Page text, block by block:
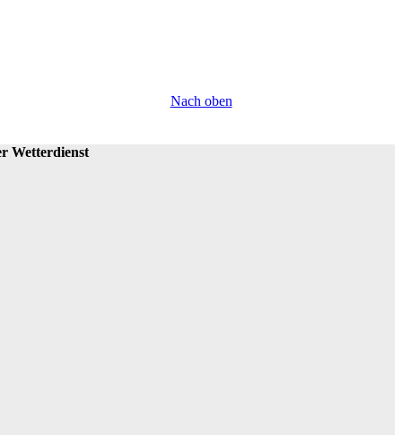
Nach oben
Wetterdienst